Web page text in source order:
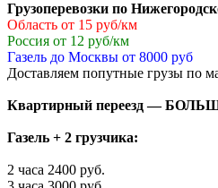
Грузоперевозки по
Область от 15 руб/км
Россия от 12 руб/км
Газель до Москвы от 8000 руб
Доставляем попутные грузы по
Квартирный переезд —
Газель + 2 грузчика:
2 часа 2400 руб.